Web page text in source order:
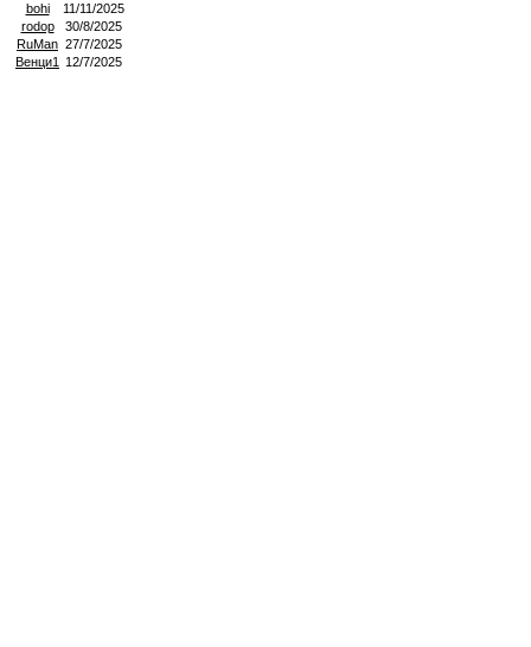
bohi
11/11/2025
rodop
30/8/2025
RuMan 27/7/2025
Венци1
12/7/2025